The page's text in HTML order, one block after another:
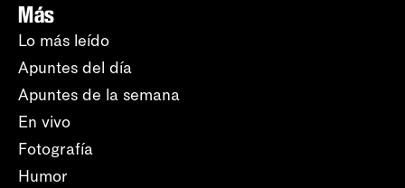
Más
Lo más leído
Apuntes del día
Apuntes de la semana
En vivo
Fotografía
Humor